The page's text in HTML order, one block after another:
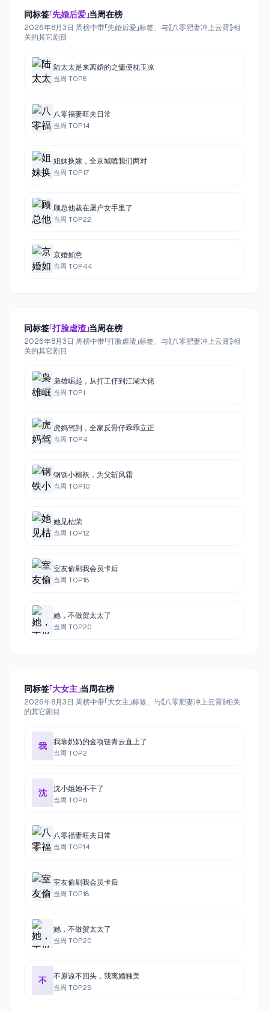
同标签「先婚后爱」当周在榜
2026年8月3日 周榜中带「先婚后爱」标签、与《八零肥妻冲上云霄》相
关的其它剧目
陆太太是来离婚的之慵便枕玉凉
当周 TOP8
八零福妻旺夫日常
当周 TOP14
姐妹换嫁，全京城嗑我们两对
当周 TOP17
顾总他栽在屠户女手里了
当周 TOP22
京婚如意
当周 TOP44
同标签「打脸虐渣」当周在榜
2026年8月3日 周榜中带「打脸虐渣」标签、与《八零肥妻冲上云霄》相
关的其它剧目
枭雄崛起，从打工仔到江湖大佬
当周 TOP1
虎妈驾到，全家反骨仔乖乖立正
当周 TOP4
钢铁小棉袄，为父斩风霜
当周 TOP10
她见枯荣
当周 TOP12
室友偷刷我会员卡后
当周 TOP18
她，不做贺太太了
当周 TOP20
同标签「大女主」当周在榜
2026年8月3日 周榜中带「大女主」标签、与《八零肥妻冲上云霄》相关
的其它剧目
我 我靠奶奶的金项链青云直上了
当周 TOP2
沈 沈小姐她不干了
当周 TOP6
八零福妻旺夫日常
当周 TOP14
室友偷刷我会员卡后
当周 TOP18
她，不做贺太太了
当周 TOP20
不 不原谅不回头，我离婚独美
当周 TOP29